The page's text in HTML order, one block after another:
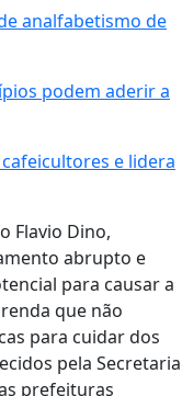
analfabetismo de
podem aderir a
e lidera
Flavio Dino,
abrupto e
para causar a
que não
para cuidar dos
pela Secretaria
prefeituras